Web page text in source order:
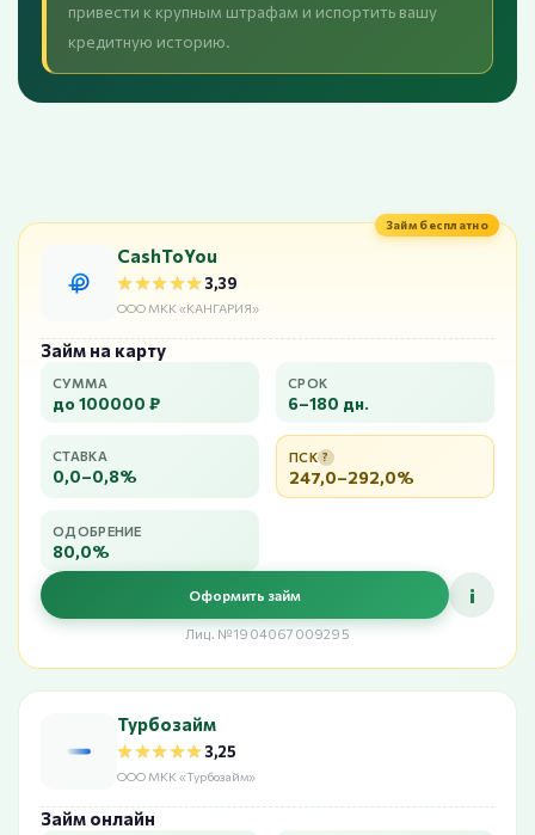
привести к крупным штрафам и испортить вашу
кредитную историю.
Займ бесплатно
CashToYou
★★★★★
★★★★★3,39
ООО МКК «КАНГАРИЯ»
Займ на карту
СУММА
до 100000 ₽
СРОК
6–180 дн.
СТАВКА
0,0–0,8%
ПСК ?
247,0–292,0%
ОДОБРЕНИЕ
80,0%
Оформить займ i
Лиц. №1904067009295
Турбозайм
★★★★★
★★★★★3,25
ООО МКК «Турбозайм»
Займ онлайн